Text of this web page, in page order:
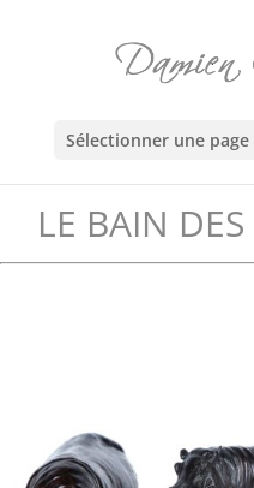
Sélectionner une page
LE BAIN